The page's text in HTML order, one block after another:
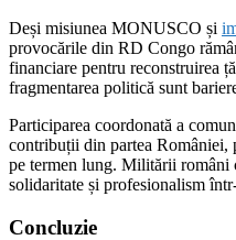
Deși misiunea MONUSCO și
provocările din RD Congo
financiare pentru reconstruirea
fragmentarea politică sunt
Participarea coordonată a
contribuții din partea României,
pe termen lung. Militării români
solidaritate și profesionalism
Concluzie